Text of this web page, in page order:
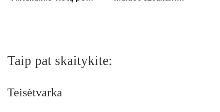
Taip pat skaitykite:
Teisėtvarka